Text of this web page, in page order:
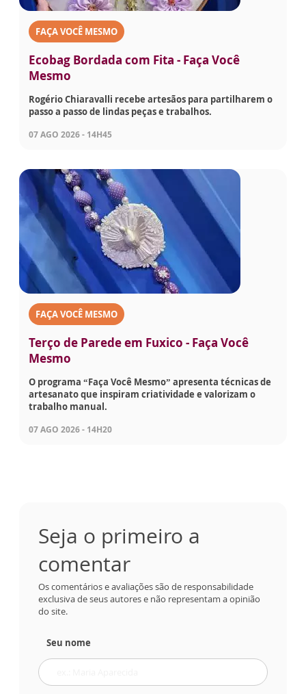
FAÇA VOCÊ MESMO
Ecobag Bordada com Fita - Faça Você
Mesmo
Rogério Chiaravalli recebe artesãos para partilharem o
passo a passo de lindas peças e trabalhos.
07 AGO 2026 - 14H45
FAÇA VOCÊ MESMO
Terço de Parede em Fuxico - Faça Você
Mesmo
O programa “Faça Você Mesmo” apresenta técnicas de
artesanato que inspiram criatividade e valorizam o
trabalho manual.
07 AGO 2026 - 14H20
Seja o primeiro a
comentar
Os comentários e avaliações são de responsabilidade
exclusiva de seus autores e não representam a opinião
do site.
Seu nome